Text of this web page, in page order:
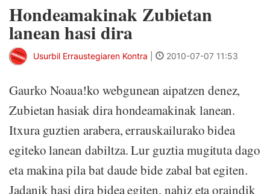
Hondeamakinak Zubietan
lanean hasi dira
Usurbil Erraustegiaren Kontra 2010-07-07 11:53
Gaurko Noaua!ko webgunean aipatzen denez,
Zubietan hasiak dira hondeamakinak lanean.
Itxura guztien arabera, errauskailurako bidea
egiteko lanean dabiltza. Lur guztia mugituta dago
eta makina pila bat daude bide zabal bat egiten.
Jadanik hasi dira bidea egiten, nahiz eta oraindik